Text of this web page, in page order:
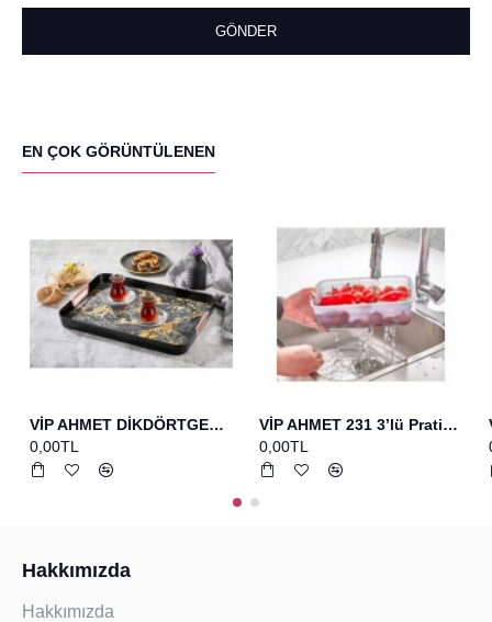
GÖNDER
EN ÇOK GÖRÜNTÜLENEN
VİP AHMET DİKDÖRTGEN BASKILI TEPSİ SİYAH
0,00TL
VİP AHMET 231 3’lü Pratik Set Bakır Yumurta Fırcası+spatula+çırpıcı
0,00TL
Hakkımızda
Hakkımızda